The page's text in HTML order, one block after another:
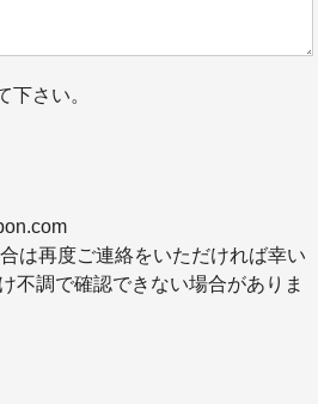
下さい。
は再度ご連絡をいただければ幸い
不調で確認できない場合がありま